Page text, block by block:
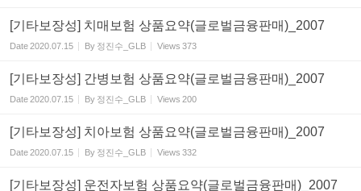
[기타보장성] 치매보험 상품요약(글로벌금융판매)_2007
Date2020.07.15 By 정진수_GLB Views 373
[기타보장성] 간병보험 상품요약(글로벌금융판매)_2007
Date2020.07.15 By 정진수_GLB Views 200
[기타보장성] 치아보험 상품요약(글로벌금융판매)_2007
Date2020.07.15 By 정진수_GLB Views 332
[기타보장성] 운전자보험 상품요약(글로벌금융판매)_2007